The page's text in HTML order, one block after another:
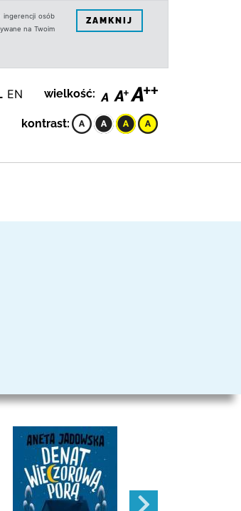
ingerencji osób
na Twoim
ZAMKNIJ
EN wielkość:
kontrast: